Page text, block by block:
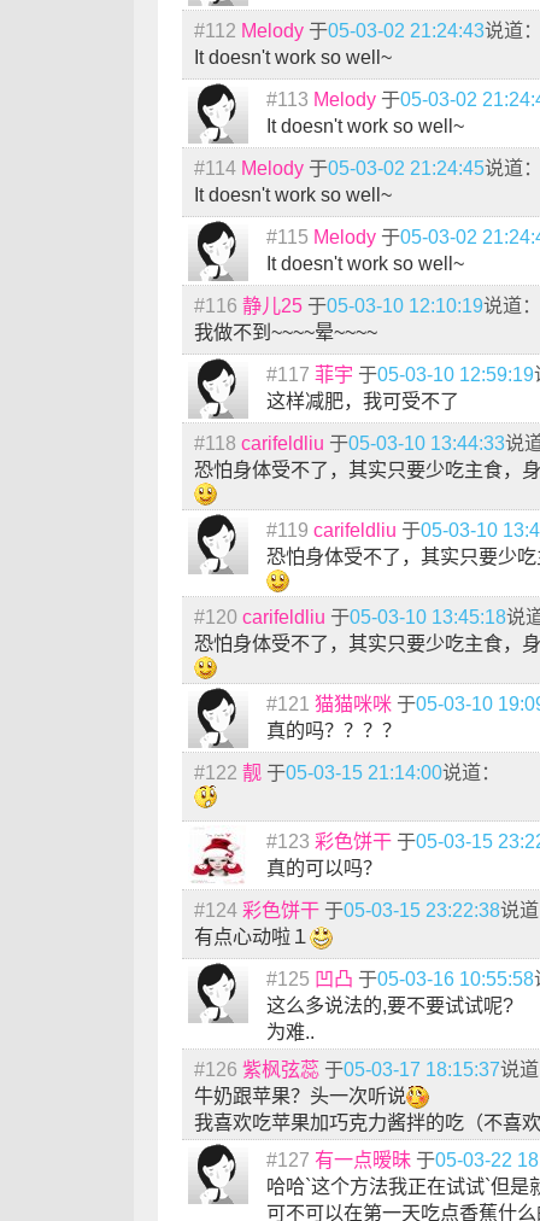
#112 Melody 于05-03-02 21:24:43说道
It doesn't work so well~
#113 Melody 于05-03-02
It doesn't work so well~
#114 Melody 于05-03-02 21:24:45说道
It doesn't work so well~
#115 Melody 于05-03-02
It doesn't work so well~
#116 静儿25 于05-03-10 12:10:19说道：
我做不到~~~~晕~~~~
#117 菲宇 于05-03-10 12:59:19
这样减肥，我可受不了
#118 carifeldliu 于05-03-10 13:44:33说
恐怕身体受不了，其实只要少吃主食，
#119 carifeldliu 于05-03-10
恐怕身体受不了，其实只要少
#120 carifeldliu 于05-03-10 13:45:18说
恐怕身体受不了，其实只要少吃主食，
#121 猫猫咪咪 于05-03-10
真的吗？？？？
#122 靓 于05-03-15 21:14:00说道：
#123 彩色饼干 于05-03-15
真的可以吗？
#124 彩色饼干 于05-03-15 23:22:38说
有点心动啦１
#125 凹凸 于05-03-16 10:55:58
这么多说法的,要不要试试呢?
为难..
#126 紫枫弦蕊 于05-03-17 18:15:37说
牛奶跟苹果？头一次听说
我喜欢吃苹果加巧克力酱拌的吃（不
#127 有一点暧昧 于05-03-22
哈哈`这个方法我正在试试`但是
可不可以在第一天吃点香蕉什